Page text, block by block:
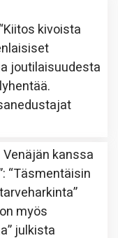
Kiitos kivoista
joutilaisuudesta
Venäjän kanssa
: “Täsmentäisin
myös
julkista